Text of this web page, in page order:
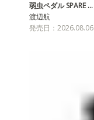
弱虫ペダル SPARE …
渡辺航
発売日：2026.08.06